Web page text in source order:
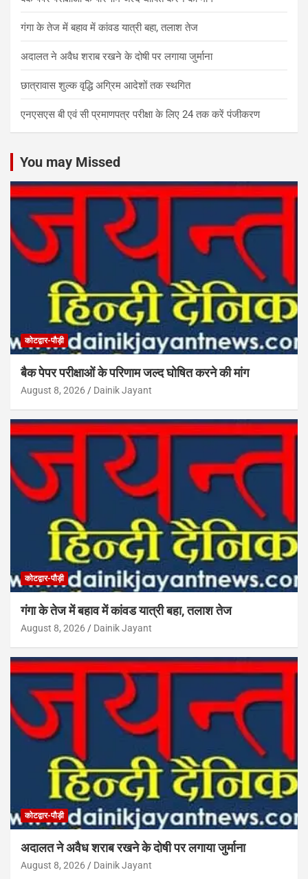
गंगा के तेज में बहाव में कांवड यात्री बहा, तलाश तेज
अदालत ने अवैध शराब रखने के दोषी पर लगाया जुर्माना
छात्रावास शुल्क वृद्धि अग्रिम आदेशों तक स्थगित
एनएसएस बी एवं सी प्रमाणपत्र परीक्षा के लिए 24 तक करें पंजीकरण
You may Missed
कोटद्वार-पौड़ी
बैक पेपर परीक्षाओं के परिणाम जल्द घोषित करने की मांग
August 8, 2026 Dainik Jayant
कोटद्वार-पौड़ी
गंगा के तेज में बहाव में कांवड यात्री बहा, तलाश तेज
August 8, 2026 Dainik Jayant
कोटद्वार-पौड़ी
अदालत ने अवैध शराब रखने के दोषी पर लगाया जुर्माना
August 8, 2026 Dainik Jayant